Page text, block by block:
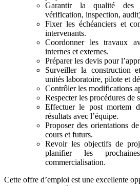
Garantir la qualité des
vérification, inspection,
Fixer les échéanciers et
intervenants.
Coordonner les travaux
internes et externes.
Préparer les devis pour
Surveiller la construction
unités laboratoire, pilote et
Contrôler les modifications
Respecter les procédures de
Effectuer le post mortem
résultats avec l’équipe.
Proposer des orientations
cours et futurs.
Revoir les objectifs de
planifier les
commercialisation.
Cette offre d’emploi est une excellente